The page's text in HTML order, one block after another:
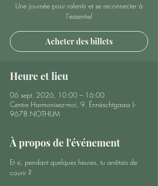
Une journée pour ralentir et se reconnecter à
l'essentiel
Acheter des billets
Heure et lieu
06 sept. 2026, 10:00 – 16:00
Centre Harmonisez-moi, 9, Ënnëschtgaass L-
9678 NOTHUM
À propos de l'événement
Et si, pendant quelques heures, tu arrêtais de
courir ?